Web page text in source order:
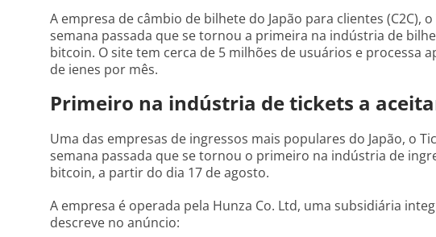
A empresa de câmbio de bilhete do Japão para clientes (C2C),
semana passada que se tornou a primeira na indústria de
bitcoin. O site tem cerca de 5 milhões de usuários e processa
de ienes por mês.
Primeiro na indústria de tickets a
Uma das empresas de ingressos mais populares do Japão, o
semana passada que se tornou o primeiro na indústria de
bitcoin, a partir do dia 17 de agosto.
A empresa é operada pela Hunza Co. Ltd, uma subsidiária
descreve no anúncio: